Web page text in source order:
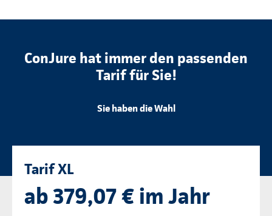
ConJure hat immer den passenden
Tarif für Sie!
Sie haben die Wahl
Tarif XL
ab 379,07 € im Jahr